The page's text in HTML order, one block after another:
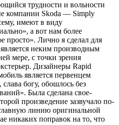
трудности и вольности
компании Skoda — Simply
имеют в виду
а вот нам более
просто». Лично я сделал для
неким производным
мере, с точки зрения
Дизайнеры Rapid
является первенцем
богу, обошлось без
Была сделана свое­
произведение зазвучало по-
линию оригинальной
никаких поправок на то, что